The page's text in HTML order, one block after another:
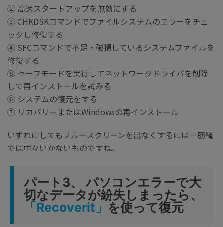
② 高速スタートアップを無効にする
③ CHKDSKコマンドでファイルシステムのエラーをチェ
ックし修復する
④ SFCコマンドで不足・破損しているシステムファイルを
修復する
⑤ セーフモードを実行してネットワークドライバを削除
して再インストールを試みる
⑥ システムの復元をする
⑦ リカバリーまたはWindowsの再インストール
いずれにしてもブルースクリーンを出なくするには一筋縄
では中々いかないものですね。
パート3、 パソコンエラーで大
切なデータが紛失しまったら、
「Recoverit」 を使って復元